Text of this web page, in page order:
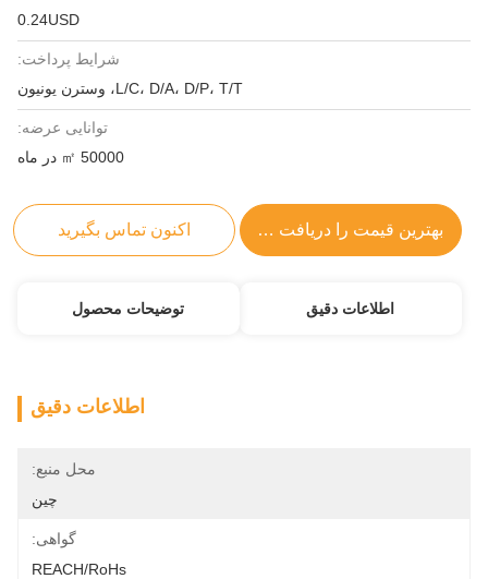
0.24USD
شرایط پرداخت:
L/C، D/A، D/P، T/T، وسترن یونیون
توانایی عرضه:
50000 ㎡ در ماه
بهترین قیمت را دریافت کنید اکنون تماس بگیرید
اطلاعات دقیق توضیحات محصول
اطلاعات دقیق
محل منبع:
چین
گواهی:
REACH/RoHs